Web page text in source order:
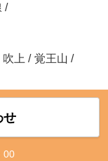
/
吹上 / 覚王山 /
せ
00